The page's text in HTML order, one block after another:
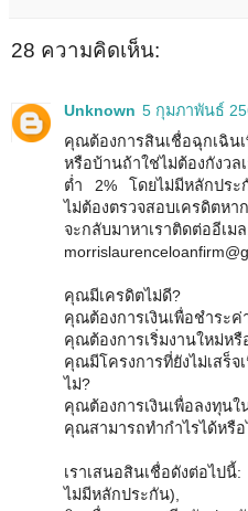
28 ความคิดเห็น:
Unknown 5 กุมภาพันธ์
คุณต้องการสินเชื่อฉุกเฉิน
หรือบ้านถ้าใช่ไม่ต้องกังวล
ต่ำ 2% โดยไม่มีหลักประ
ไม่ต้องตรวจสอบเครดิตห
จะกลับมาหาเราติดต่ออีเม
คุณมีเครดิตไม่ดี?
คุณต้องการเงินเพื่อชำระค่
คุณต้องการเริ่มงานใหม่หรื
คุณมีโครงการที่ยังไม่เสร็จ
ไม่?
คุณต้องการเงินเพื่อลงทุน
คุณสามารถทำกำไรได้หรื
เราเสนอสินเชื่อดังต่อไ
ไม่มีหลักประกัน),